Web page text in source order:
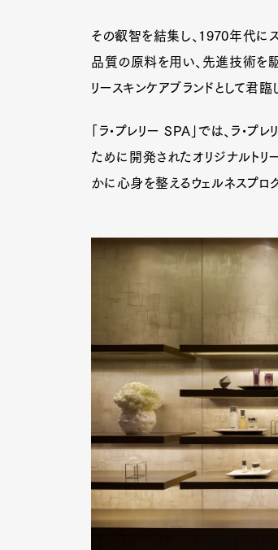
その叡智を結集し、1970年代に
品質の原料を用い、先進技術を駆
リースキンケアブランドとして君臨
「ラ•プレリー SPA」では、ラ•プ
ために開発されたオリジナルトリ
かに心身を整えるウェルネスプロ